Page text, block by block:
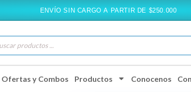
ENVÍO SIN CARGO A PARTIR DE
Ofertas y Combos Productos Conocenos